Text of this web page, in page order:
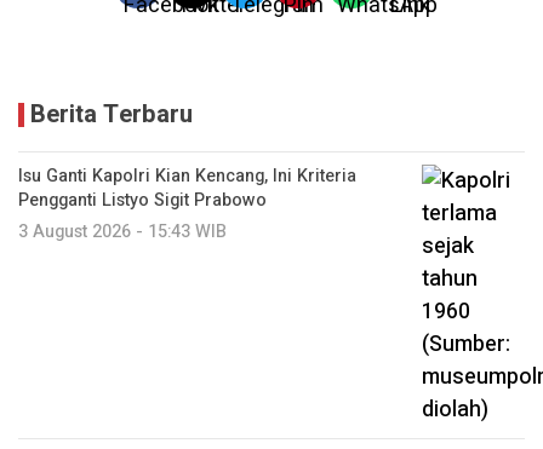
Berita Terbaru
Isu Ganti Kapolri Kian Kencang, Ini Kriteria
Pengganti Listyo Sigit Prabowo
3 August 2026 - 15:43 WIB